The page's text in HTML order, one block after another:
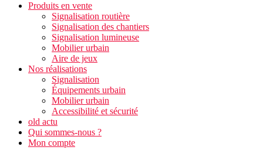
Produits en vente
Signalisation routière
Signalisation des chantiers
Signalisation lumineuse
Mobilier urbain
Aire de jeux
Nos réalisations
Signalisation
Équipements urbain
Mobilier urbain
Accessibilité et sécurité
old actu
Qui sommes-nous ?
Mon compte